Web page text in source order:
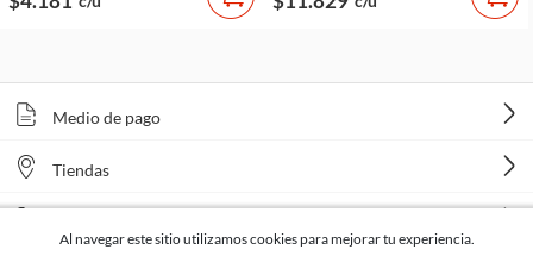
Medio de pago
Tiendas
Al navegar este sitio utilizamos cookies para mejorar tu experiencia.